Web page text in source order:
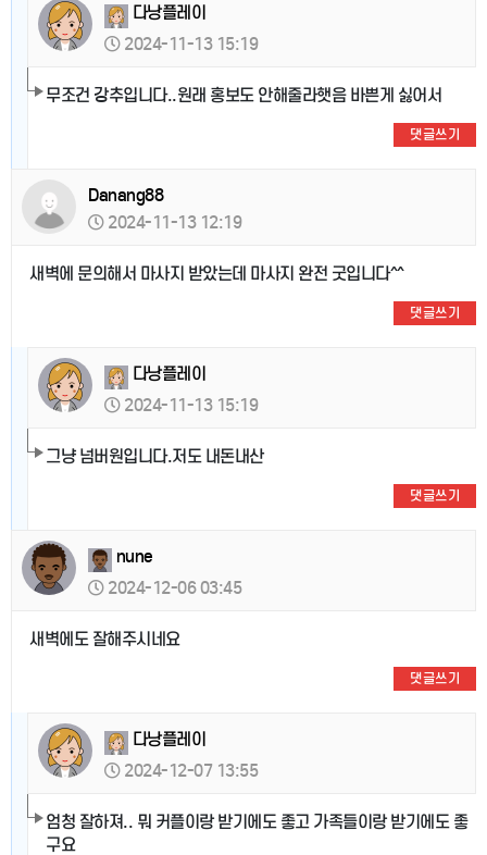
다낭플레이
2024-11-13 15:19
무조건 강추입니다..원래 홍보도 안해줄라햇음 바쁜게 싫어서
댓글쓰기
Danang88
2024-11-13 12:19
새벽에 문의해서 마사지 받았는데 마사지 완전 굿입니다^^
댓글쓰기
다낭플레이
2024-11-13 15:19
그냥 넘버원입니다.저도 내돈내산
댓글쓰기
nune
2024-12-06 03:45
새벽에도 잘해주시네요
댓글쓰기
다낭플레이
2024-12-07 13:55
엄청 잘하져.. 뭐 커플이랑 받기에도 좋고 가족들이랑 받기에도 좋
구요